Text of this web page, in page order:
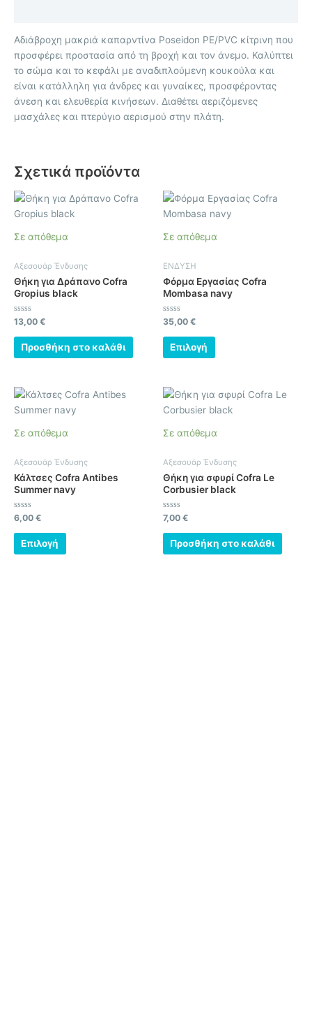
Αδιάβροχη μακριά καπαρντίνα Poseidon PE/PVC κίτρινη που
προσφέρει προστασία από τη βροχή και τον άνεμο. Καλύπτει
το σώμα και το κεφάλι με αναδιπλούμενη κουκούλα και
είναι κατάλληλη για άνδρες και γυναίκες, προσφέροντας
άνεση και ελευθερία κινήσεων. Διαθέτει αεριζόμενες
μασχάλες και πτερύγιο αερισμού στην πλάτη.
Σχετικά προϊόντα
Σε απόθεμα
Αξεσουάρ Ένδυσης
Θήκη για Δράπανο Cofra
Gropius black
Βαθμολογήθηκε
0
από
13,00 €
Προσθήκη στο καλάθι
Σε απόθεμα
ΕΝΔΥΣΗ
Φόρμα Εργασίας Cofra
Mombasa navy
Βαθμολογήθηκε
0
από
35,00 €
Επιλογή
Αυτό
το
έχει
παραλλαγές.
Οι
να
του
προϊόντος
Σε απόθεμα
Αξεσουάρ Ένδυσης
Κάλτσες Cofra Antibes
Summer navy
Βαθμολογήθηκε
με
0
από
6,00 €
Επιλογή
Αυτό
το
έχει
παραλλαγές.
Οι
να
Σε απόθεμα
Αξεσουάρ Ένδυσης
Θήκη για σφυρί Cofra Le
Corbusier black
Βαθμολογήθηκε
με
0
από
7,00 €
Προσθήκη στο καλάθι